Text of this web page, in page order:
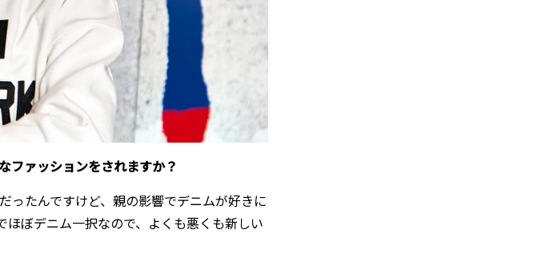
ファッションをされますか？
ったんですけど、親の影響でデニムが好きに
ぼデニム一択なので、よくも悪くも新しい